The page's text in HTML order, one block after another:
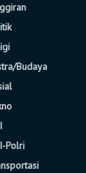
Budaya
Polri